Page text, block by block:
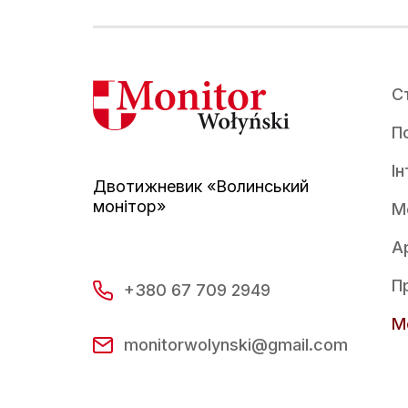
Двотижневик «Волинський
монітор»
+380 67 709 2949
monitorwolynski@gmail.com